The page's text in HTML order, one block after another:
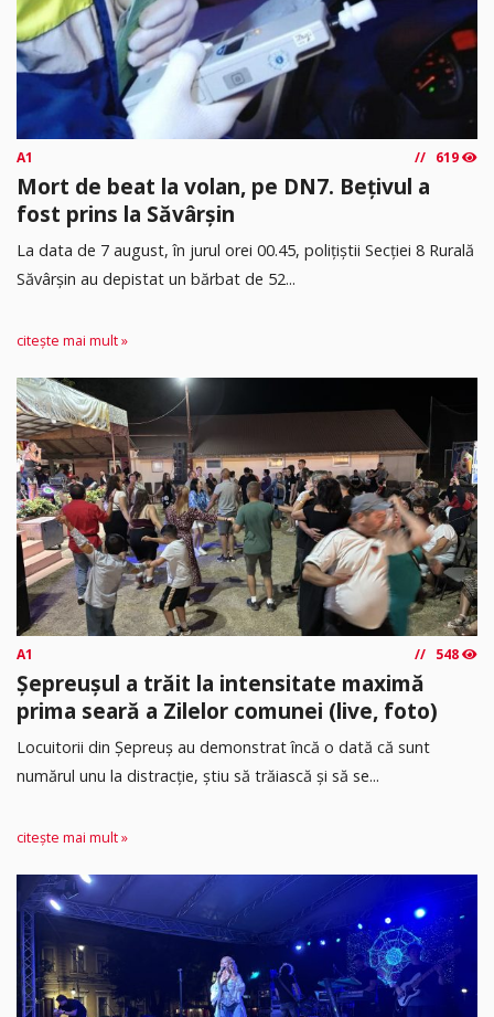
A1 619
Mort de beat la volan, pe DN7. Bețivul a
fost prins la Săvârșin
​La data de 7 august, în jurul orei 00.45, polițiștii Secției 8 Rurală
Săvârșin au depistat un bărbat de 52...
citește mai mult »
A1 548
Șepreușul a trăit la intensitate maximă
prima seară a Zilelor comunei (live, foto)
Locuitorii din Șepreuș au demonstrat încă o dată că sunt
numărul unu la distracție, știu să trăiască și să se...
citește mai mult »